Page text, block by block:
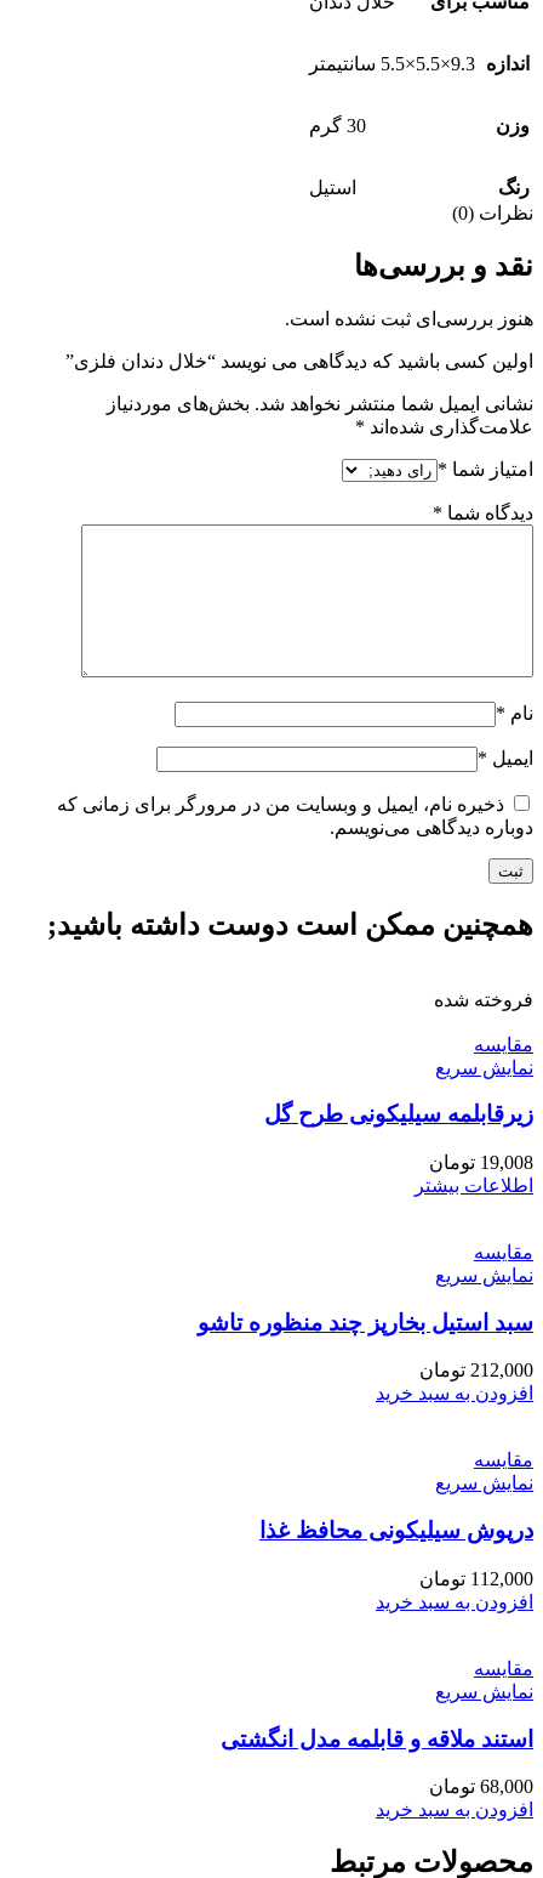
اندازه 9.3×5.5×5.5 سانتیمتر
وزن 30 گرم
رنگ
استیل
نظرات (0)
نقد و بررسی‌ها
هنوز بررسی‌ای ثبت نشده است.
اولین کسی باشید که دیدگاهی می نویسد “خلال دندان فلزی”
نشانی ایمیل شما منتشر نخواهد شد. بخش‌های موردنیاز
علامت‌گذاری شده‌اند *
امتیاز شما *
دیدگاه شما *
نام *
ایمیل *
ذخیره نام، ایمیل و وبسایت من در مرورگر برای زمانی که
دوباره دیدگاهی می‌نویسم.
همچنین ممکن است دوست داشته باشید;
فروخته شده
مقايسه
نمایش سریع
زیرقابلمه سیلیکونی طرح گل
19,008 تومان
اطلاعات بیشتر
مقايسه
نمایش سریع
سبد استیل بخارپز چند منظوره تاشو
212,000 تومان
افزودن به سبد خرید
مقايسه
نمایش سریع
درپوش سیلیکونی محافظ غذا
112,000 تومان
افزودن به سبد خرید
مقايسه
نمایش سریع
استند ملاقه و قابلمه مدل انگشتی
68,000 تومان
افزودن به سبد خرید
محصولات مرتبط